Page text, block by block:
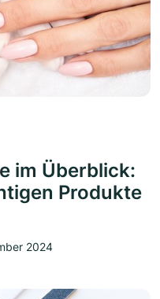
im Überblick:
Produkte
2024